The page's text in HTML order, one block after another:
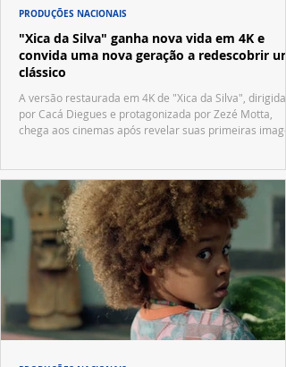
"Xica da Silva" ganha nova vida em 4K e
convida uma nova geração a redescobrir um
clássico
A versão restaurada em 4K de "Xica da Silva", dirigida
por Cacá Diegues e protagonizada por Zezé Motta,
chega aos cinemas após revelar suas primeiras
PRODUÇÕES NACIONAIS